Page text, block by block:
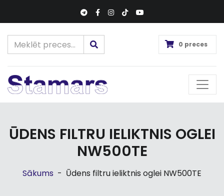
0 preces
ŪDENS FILTRU IELIKTNIS OGLEI
NW500TE
Sākums - Ūdens filtru ieliktnis oglei NW500TE